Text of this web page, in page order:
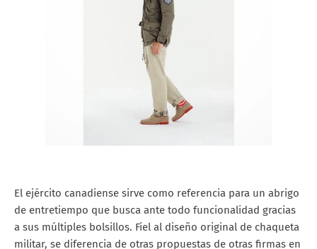
El ejército canadiense sirve como referencia para un abrigo
de entretiempo que busca ante todo funcionalidad gracias
a sus múltiples bolsillos. Fiel al diseño original de chaqueta
militar, se diferencia de otras propuestas de otras firmas en